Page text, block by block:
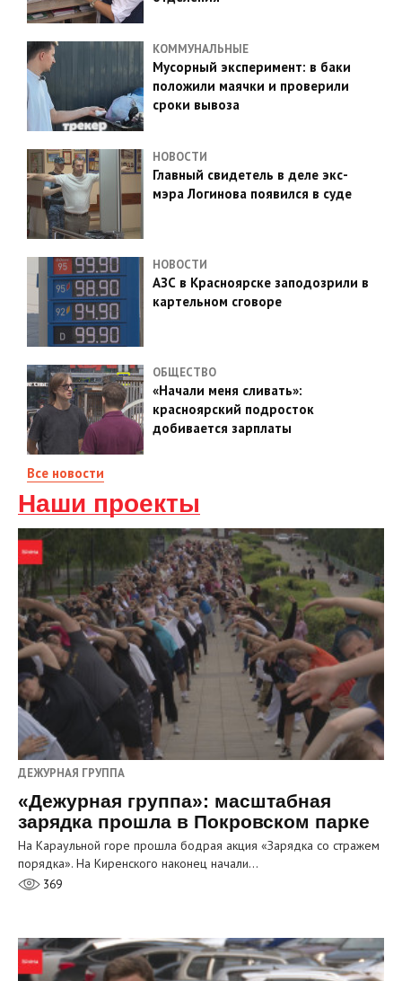
КОММУНАЛЬНЫЕ
Мусорный эксперимент: в баки
положили маячки и проверили
сроки вывоза
НОВОСТИ
Главный свидетель в деле экс-
мэра Логинова появился в суде
НОВОСТИ
АЗС в Красноярске заподозрили в
картельном сговоре
ОБЩЕСТВО
«Начали меня сливать»:
красноярский подросток
добивается зарплаты
Все новости
Наши проекты
ДЕЖУРНАЯ ГРУППА
«Дежурная группа»: масштабная
зарядка прошла в Покровском парке
На Караульной горе прошла бодрая акция «Зарядка со стражем
порядка». На Киренского наконец начали…
369